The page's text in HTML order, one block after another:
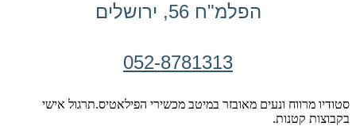
הפלמ"ח 56, ירושלים
052-8781313
סטודיו מרווח ונעים מאובזר במיטב מכשירי הפילאטיס.תרגול אישי
בקבוצות קטנות.